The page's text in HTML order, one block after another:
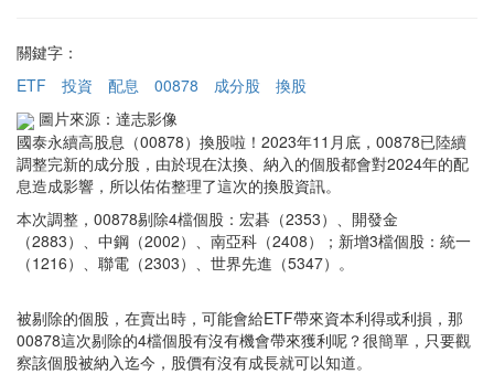
關鍵字：
ETF
投資 配息 00878 成分股
換股
圖片來源：達志影像
國泰永續高股息（00878）換股啦！2023年11月底，00878已陸續
調整完新的成分股，由於現在汰換、納入的個股都會對2024年的配
息造成影響，所以佑佑整理了這次的換股資訊。
本次調整，00878剔除4檔個股：宏碁（2353）、開發金
（2883）、中鋼（2002）、南亞科（2408）；新增3檔個股：統一
（1216）、聯電（2303）、世界先進（5347）。
被剔除的個股，在賣出時，可能會給ETF帶來資本利得或利損，那
00878這次剔除的4檔個股有沒有機會帶來獲利呢？很簡單，只要觀
察該個股被納入迄今，股價有沒有成長就可以知道。